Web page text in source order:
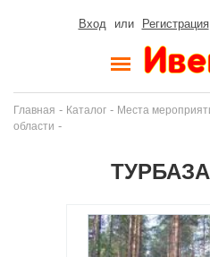
Вход или Регистрация
Главная - Каталог - Места
области -